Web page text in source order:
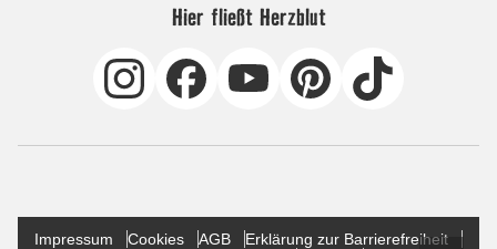
Hier fließt Herzblut
Impressum Cookies AGB
Erklärung zur Barrierefreiheit